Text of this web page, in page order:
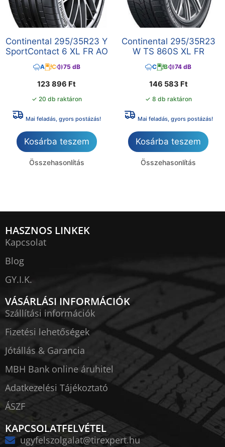
Continental 295/35R23 Y
SportContact 6 XL FR AO
A C 75 dB
123 896 Ft
✓ 20 db raktáron
Mai feladás, gyors postázás!
Kosárba teszem
Összehasonlítás
Continental 295/35R23
W TS 860S XL FR
C B 74 dB
146 583 Ft
✓ 8 db raktáron
Mai feladás, gyors postázás!
Kosárba teszem
Összehasonlítás
HASZNOS LINKEK
Kapcsolat
Blog
GY.I.K.
VÁSÁRLÁSI INFORMÁCIÓK
Szállítási információk
Fizetési lehetőségek
Jótállás & Garancia
MBH Bank online áruhitel
Adatkezelési Tájékoztató
ÁSZF
KAPCSOLATFELVÉTEL
ugyfelszolgalat@tirexpert.hu